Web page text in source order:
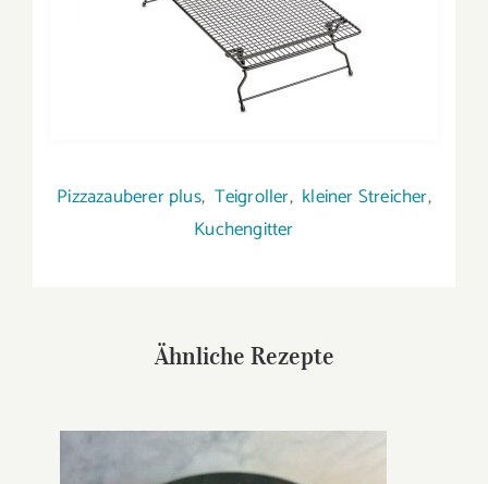
Pizzazauberer plus, Teigroller, kleiner Streicher,
Kuchengitter
Ähnliche Rezepte